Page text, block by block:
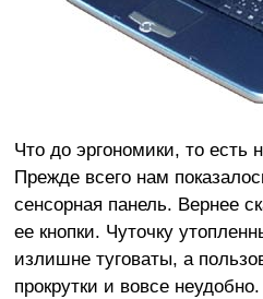
Что до эргономики, то есть
Прежде всего нам
сенсорная панель. Вернее
ее кнопки. Чуточку
излишне туговаты, а
прокрутки и вовсе